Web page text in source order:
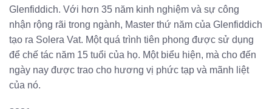
Glenfiddich. Với hơn 35 năm kinh nghiệm và sự công
nhận rộng rãi trong ngành, Master thứ năm của Glenfiddich
tạo ra Solera Vat. Một quá trình tiên phong được sử dụng
để chế tác năm 15 tuổi của họ. Một biểu hiện, mà cho đến
ngày nay được trao cho hương vị phức tạp và mãnh liệt
của nó.